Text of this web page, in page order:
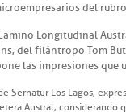
del
Longitudinal
del filántropo Tom
las impresiones
Sernatur Los Lagos,
Austral,